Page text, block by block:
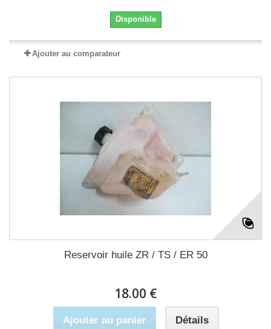
Disponible
Ajouter au comparateur
Reservoir huile ZR / TS / ER 50
18.00 €
Ajouter au panier Détails